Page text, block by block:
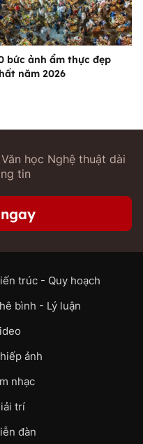
bức ảnh ẩm thực đẹp
năm 2026
học Nghệ thuật dài
tin
trúc - Quy hoạch
bình - Lý luận
ảnh
nhạc
trí
đàn